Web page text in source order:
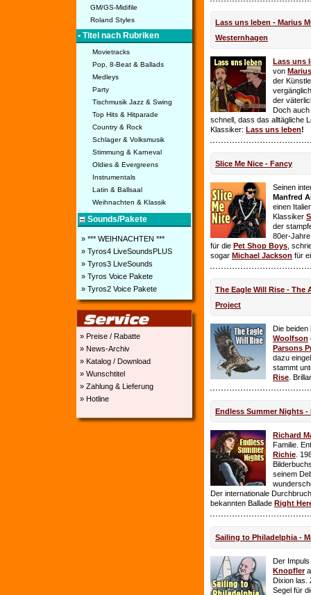
GM/GS-Midifile
Roland Styles
• Titel nach Rubriken
Movietracks
Pop, 8-Beat & Ballads
Medleys
Party
Tischmusik Jazz & Swing
Top Hits & Hitparade
Country & Rock
Schlager & Volksmusik
Stimmung & Karneval
Oldies & Evergreens
Instrumentals
Latin & Ballsaal
Weihnachten & Klassik
Sounds/Pakete
» *** WEIHNACHTEN ***
» Tyros4 LiveSoundsPLUS
» Tyros3 LiveSounds
» Tyros Voice Pakete
» Tyros2 Voice Pakete
» Preise / Rabatte
» News-Archiv
» Katalog / Download
» Wunschtitel
» Zahlung & Lieferung
» Hotline
Lass uns leben - Marius
Westernhagen
Lass uns
von
der
der
Doch auch
schnell, dass das alltägliche
Klassiker: Lass uns leben!
Slice Me Nice - Fancy
Seinen
Manfred
einen
Klassiker
der
80er-
für die Pet Shop Boys ,
sogar Michael Jackson für
The Eagle Will Rise - The
Project
Die beiden
Woolfson
Parsons
dazu
stammt
Rise .
Endless Summer Nights -
Richard
Familie.
Richie .
seinem
Der internationale
bekannten Ballade Right
Sailing to Philadelphia -
Der
Knopfler
Dixion las.
Segel für